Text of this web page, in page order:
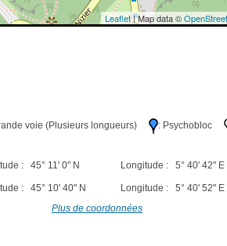
Leaflet| Map data ©
voie (Plusieurs longueurs) : Psychobloc
: 45° 11' 0" N Longitude : 5° 40' 42" E
: 45° 10' 40" N Longitude : 5° 40' 52" E
Plus de coordonnées